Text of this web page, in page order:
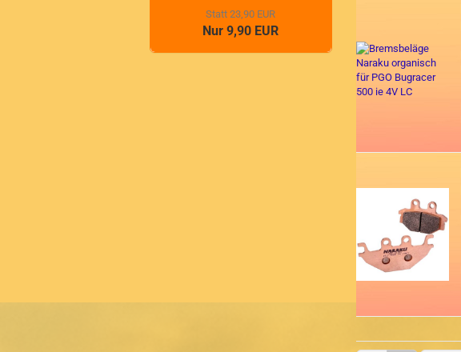
Statt 23,90 EUR
Nur 9,90 EUR